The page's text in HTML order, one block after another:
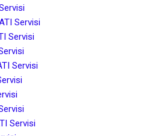
Servisi
Servisi
Servisi
Servisi